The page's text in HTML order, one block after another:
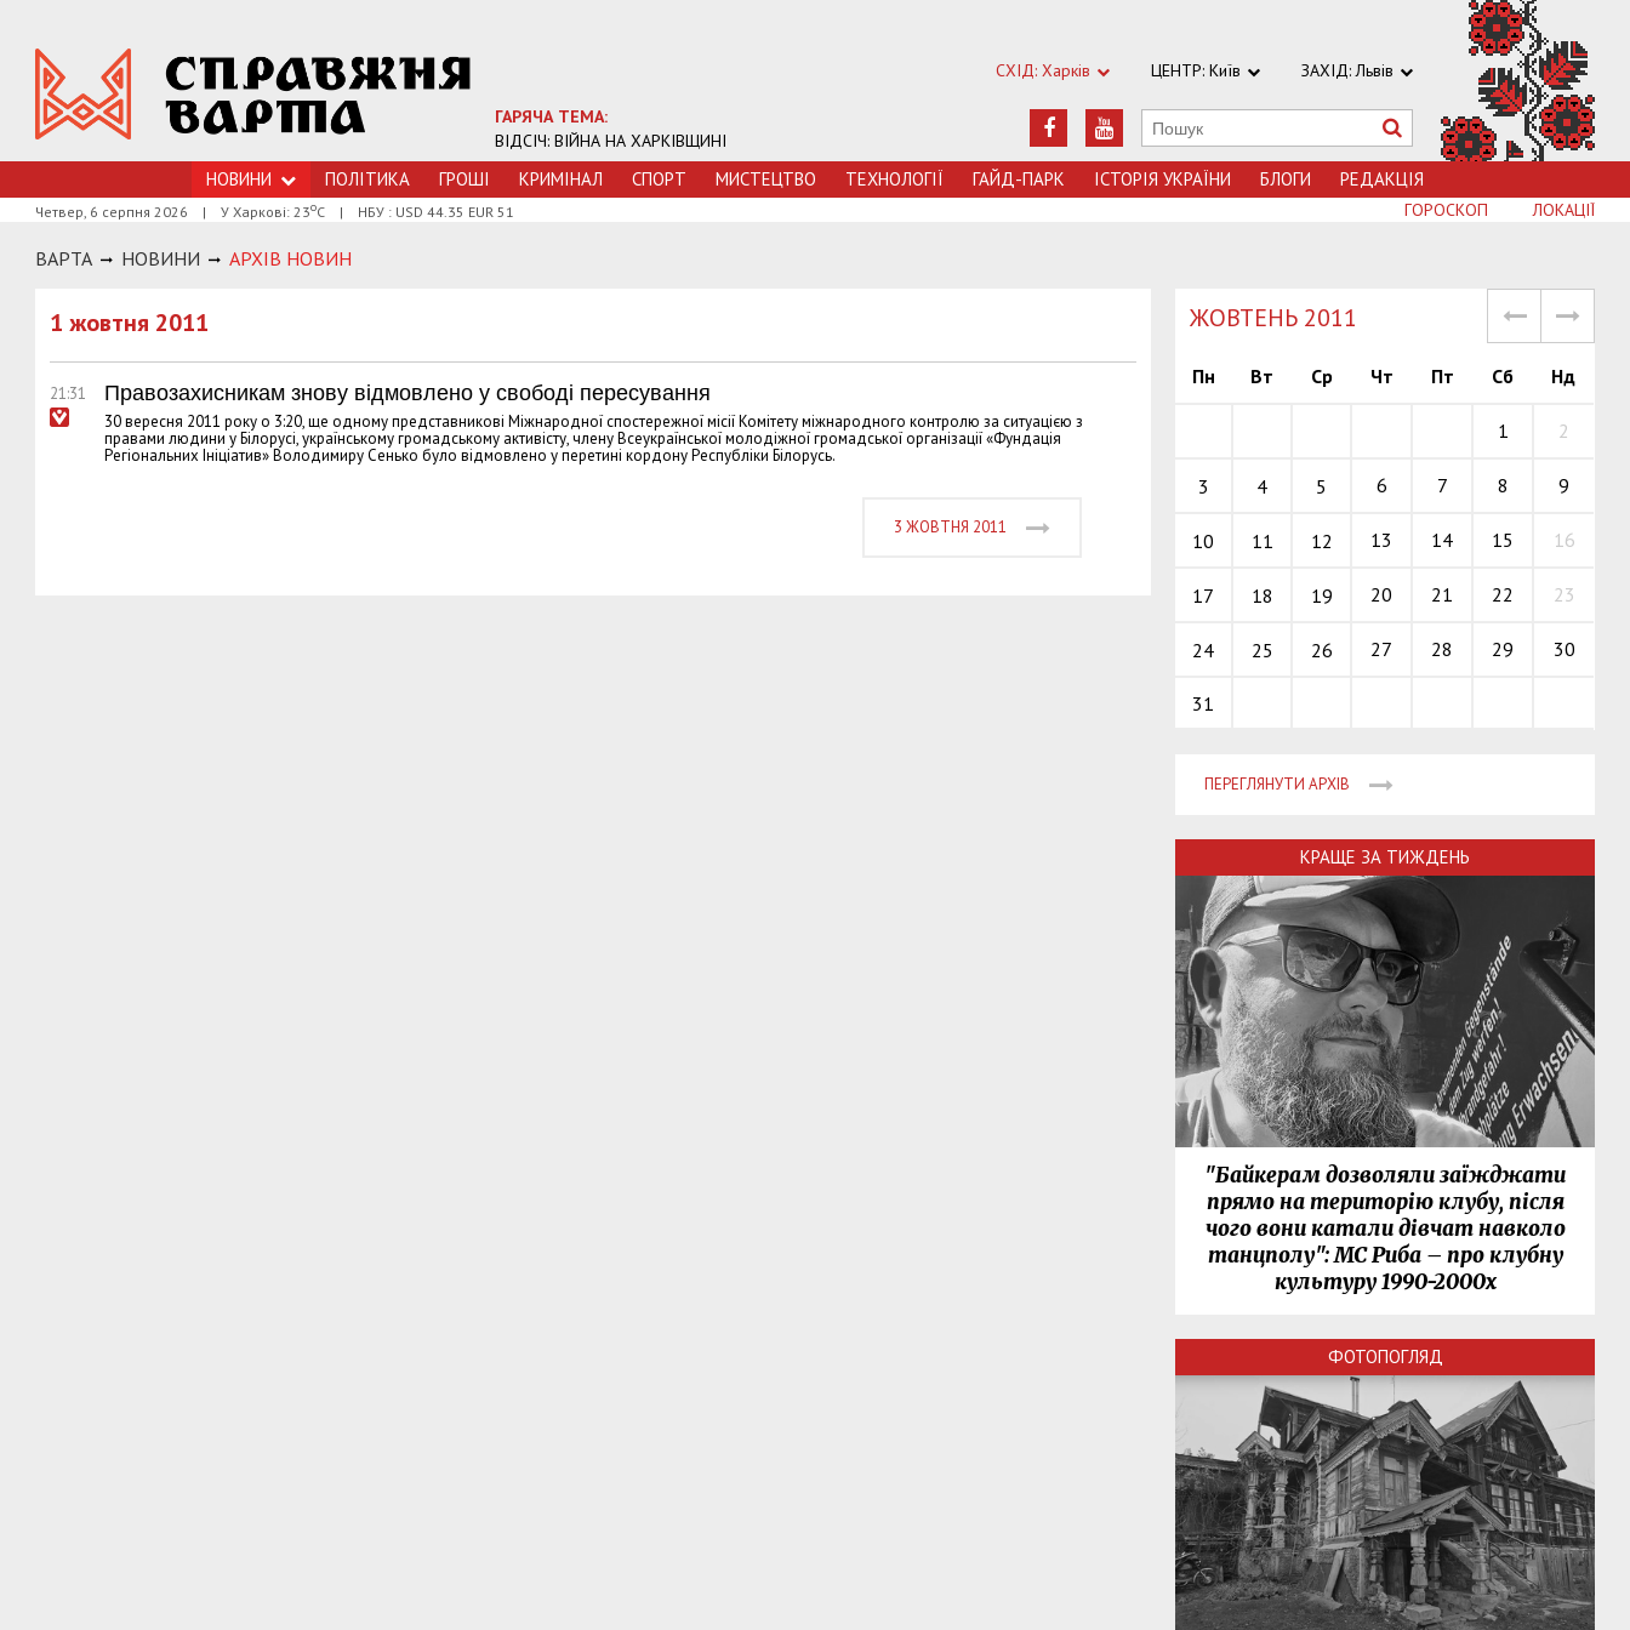
ГАРЯЧА ТЕМА:
ВІДСІЧ: ВІЙНА НА ХАРКІВЩИНІ
СХІД: Харків ЦЕНТР: Київ ЗАХІД: Львів
НОВИНИ ПОЛІТИКА ГРОШI КРИМIНАЛ СПОРТ МИСТЕЦТВО ТЕХНОЛОГIЇ ГАЙД-ПАРК ІСТОРІЯ УКРАЇНИ БЛОГИ РЕДАКЦІЯ
Четвер, 6 серпня 2026 | У Харкові: 23оС | НБУ : USD 44.35 EUR 51 ЛОКАЦІЇ
ГОРОСКОП
ВАРТА НОВИНИ АРХIВ НОВИН
1 жовтня 2011
21:31 Правозахисникам знову відмовлено у свободі пересування
30 вересня 2011 року о 3:20, ще одному представникові Міжнародної спостережної місії Комітету міжнародного контролю за ситуацією з
правами людини у Білорусі, українському громадському активісту, члену Всеукраїнської молодіжної громадської організації «Фундація
Регіональних Ініціатив» Володимиру Сенько було відмовлено у перетині кордону Республіки Білорусь.
3 ЖОВТНЯ 2011
ЖОВТЕНЬ 2011
Пн Вт Ср Чт Пт Сб Нд
1 2
3 4 5 6 7 8 9
10 11 12 13 14 15 16
17 18 19 20 21 22 23
24 25 26 27 28 29 30
31
ПЕРЕГЛЯНУТИ АРХІВ
КРАЩЕ ЗА ТИЖДЕНЬ
"Байкерам дозволяли заїжджати
прямо на територію клубу, після
чого вони катали дівчат навколо
танцполу": МС Риба – про клубну
культуру 1990-2000х
ФОТОПОГЛЯД